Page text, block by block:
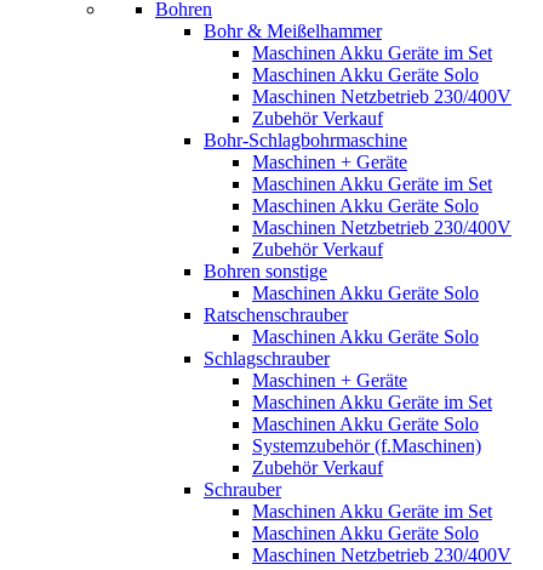
Bohren
Bohr & Meißelhammer
Maschinen Akku Geräte im Set
Maschinen Akku Geräte Solo
Maschinen Netzbetrieb 230/400V
Zubehör Verkauf
Bohr-Schlagbohrmaschine
Maschinen + Geräte
Maschinen Akku Geräte im Set
Maschinen Akku Geräte Solo
Maschinen Netzbetrieb 230/400V
Zubehör Verkauf
Bohren sonstige
Maschinen Akku Geräte Solo
Ratschenschrauber
Maschinen Akku Geräte Solo
Schlagschrauber
Maschinen + Geräte
Maschinen Akku Geräte im Set
Maschinen Akku Geräte Solo
Systemzubehör (f.Maschinen)
Zubehör Verkauf
Schrauber
Maschinen Akku Geräte im Set
Maschinen Akku Geräte Solo
Maschinen Netzbetrieb 230/400V